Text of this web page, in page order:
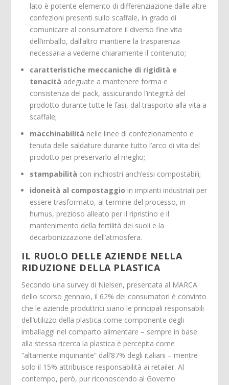
lato è potente elemento di differenziazione dalle altre
confezioni presenti sullo scaffale, in grado di
comunicare al consumatore il diverso fine vita
dell’imballo, dall’altro mantiene la trasparenza
necessaria a vederne chiaramente il contenuto;
caratteristiche meccaniche di rigidità e
tenacità adeguate a mantenere forma e
consistenza del pack, assicurando l’integrità del
prodotto durante tutte le fasi, dal trasporto alla vita a
scaffale;
macchinabilità nelle linee di confezionamento e
tenuta delle saldature durante tutto l’arco di vita del
prodotto per preservarlo al meglio;
stampabilità con inchiostri anch’essi compostabili;
idoneità al compostaggio in impianti industriali per
essere trasformato, al termine del processo, in
humus, prezioso alleato per il ripristino e il
mantenimento della fertilità dei suoli e la
decarbonizzazione dell’atmosfera.
IL RUOLO DELLE AZIENDE NELLA
RIDUZIONE DELLA PLASTICA
Secondo una survey di Nielsen, presentata al MARCA
dello scorso gennaio, il 62% dei consumatori è convinto
che le aziende produttrici siano le principali responsabili
dell’utilizzo della plastica come componente degli
imballaggi nel comparto alimentare – sempre in base
alla stessa ricerca la plastica è percepita come
“altamente inquinante” dall’87% degli italiani – mentre
solo il 15% attribuisce responsabilità ai retailer. Al
contempo, però, pur riconoscendo al Governo